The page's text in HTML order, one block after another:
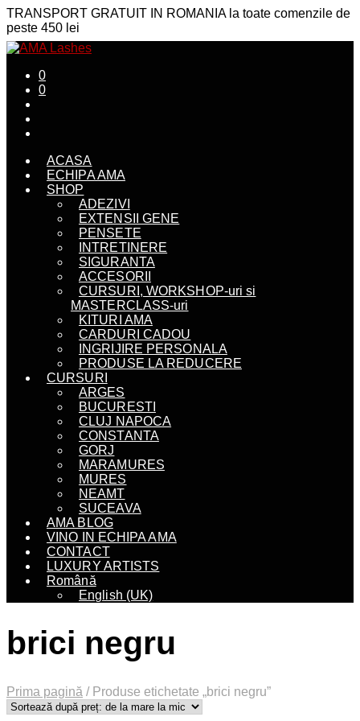
TRANSPORT GRATUIT IN ROMANIA la toate comenzile de
peste 450 lei
0
0
ACASA
ECHIPA AMA
SHOP
ADEZIVI
EXTENSII GENE
PENSETE
INTRETINERE
SIGURANTA
ACCESORII
CURSURI, WORKSHOP-uri si
MASTERCLASS-uri
KITURI AMA
CARDURI CADOU
INGRIJIRE PERSONALA
PRODUSE LA REDUCERE
CURSURI
ARGES
BUCURESTI
CLUJ NAPOCA
CONSTANTA
GORJ
MARAMURES
MURES
NEAMT
SUCEAVA
AMA BLOG
VINO IN ECHIPA AMA
CONTACT
LUXURY ARTISTS
Română
English (UK)
brici negru
Prima pagină /Produse etichetate „brici negru”